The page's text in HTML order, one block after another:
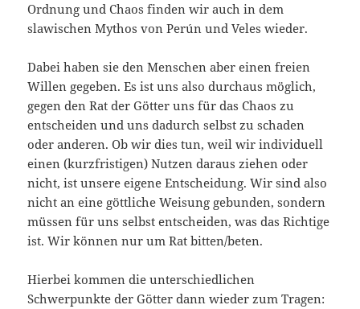
Ordnung und Chaos finden wir auch in dem
slawischen Mythos von Perún und Veles wieder.
Dabei haben sie den Menschen aber einen freien
Willen gegeben. Es ist uns also durchaus möglich,
gegen den Rat der Götter uns für das Chaos zu
entscheiden und uns dadurch selbst zu schaden
oder anderen. Ob wir dies tun, weil wir individuell
einen (kurzfristigen) Nutzen daraus ziehen oder
nicht, ist unsere eigene Entscheidung. Wir sind also
nicht an eine göttliche Weisung gebunden, sondern
müssen für uns selbst entscheiden, was das Richtige
ist. Wir können nur um Rat bitten/beten.
Hierbei kommen die unterschiedlichen
Schwerpunkte der Götter dann wieder zum Tragen: